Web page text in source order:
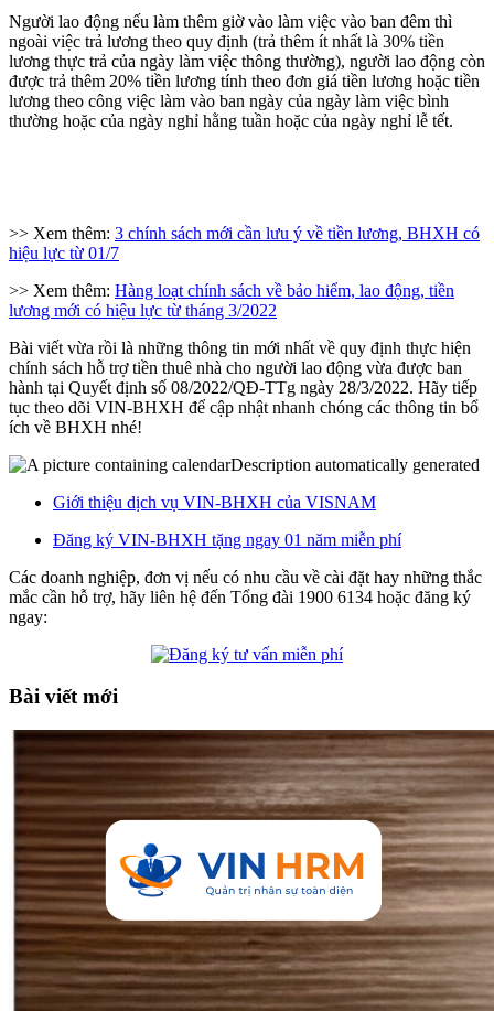
Người lao động nếu làm thêm giờ vào làm việc vào ban đêm thì
ngoài việc trả lương theo quy định (trả thêm ít nhất là 30% tiền
lương thực trả của ngày làm việc thông thường), người lao động còn
được trả thêm 20% tiền lương tính theo đơn giá tiền lương hoặc tiền
lương theo công việc làm vào ban ngày của ngày làm việc bình
thường hoặc của ngày nghỉ hằng tuần hoặc của ngày nghỉ lễ tết.
>> Xem thêm: 3 chính sách mới cần lưu ý về tiền lương, BHXH có
hiệu lực từ 01/7
>> Xem thêm: Hàng loạt chính sách về bảo hiểm, lao động, tiền
lương mới có hiệu lực từ tháng 3/2022
Bài viết vừa rồi là những thông tin mới nhất về quy định thực hiện
chính sách hỗ trợ tiền thuê nhà cho người lao động vừa được ban
hành tại Quyết định số 08/2022/QĐ-TTg ngày 28/3/2022. Hãy tiếp
tục theo dõi VIN-BHXH để cập nhật nhanh chóng các thông tin bổ
ích về BHXH nhé!
Giới thiệu dịch vụ VIN-BHXH của VISNAM
Đăng ký VIN-BHXH tặng ngay 01 năm miễn phí
Các doanh nghiệp, đơn vị nếu có nhu cầu về cài đặt hay những thắc
mắc cần hỗ trợ, hãy liên hệ đến Tổng đài 1900 6134 hoặc đăng ký
ngay:
Bài viết mới